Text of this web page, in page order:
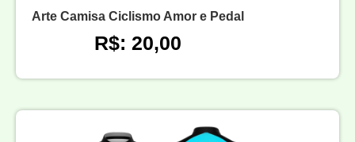
Arte Camisa Ciclismo Amor e Pedal
R$: 20,00